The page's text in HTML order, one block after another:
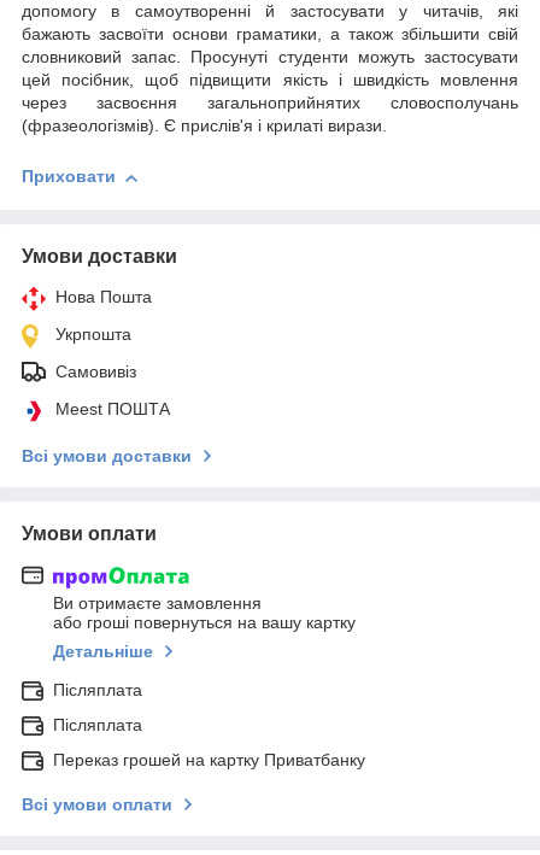
допомогу в самоутворенні й застосувати у читачів, які
бажають засвоїти основи граматики, а також збільшити свій
словниковий запас. Просунуті студенти можуть застосувати
цей посібник, щоб підвищити якість і швидкість мовлення
через засвоєння загальноприйнятих словосполучань
(фразеологізмів). Є прислів'я і крилаті вирази.
Приховати
Умови доставки
Нова Пошта
Укрпошта
Самовивіз
Meest ПОШТА
Всі умови доставки
Умови оплати
Ви отримаєте замовлення
або гроші повернуться на вашу картку
Детальніше
Післяплата
Післяплата
Переказ грошей на картку Приватбанку
Всі умови оплати